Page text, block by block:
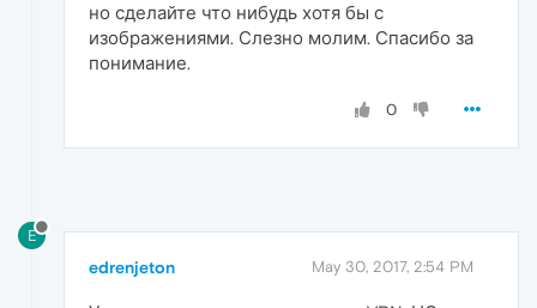
но сделайте что нибудь хотя бы с
изображениями. Слезно молим. Спасибо за
понимание.
0
E
edrenjeton May 30, 2017, 2:54 PM